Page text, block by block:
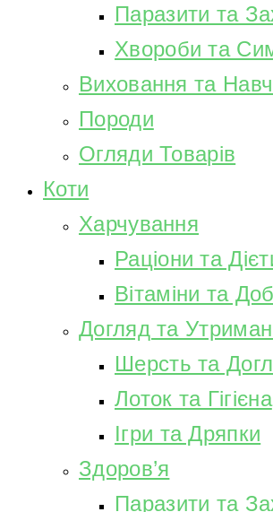
Паразити та
Хвороби та
Виховання та
Породи
Огляди Товарів
Коти
Харчування
Раціони та
Вітаміни та
Догляд та
Шерсть та
Лоток та Гігієна
Ігри та Дряпки
Здоров’я
Паразити та